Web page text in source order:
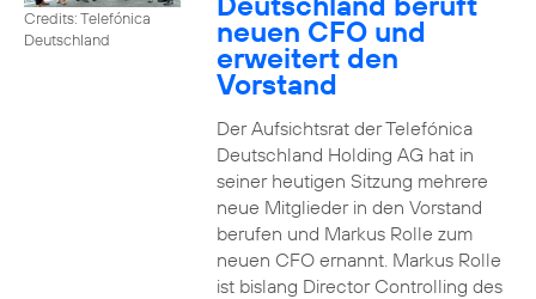
Credits: Telefónica
Deutschland
neuen CFO und
erweitert den
Vorstand
Der Aufsichtsrat der Telefónica
Deutschland Holding AG hat in
seiner heutigen Sitzung mehrere
neue Mitglieder in den Vorstand
berufen und Markus Rolle zum
neuen CFO ernannt. Markus Rolle
ist bislang Director Controlling des